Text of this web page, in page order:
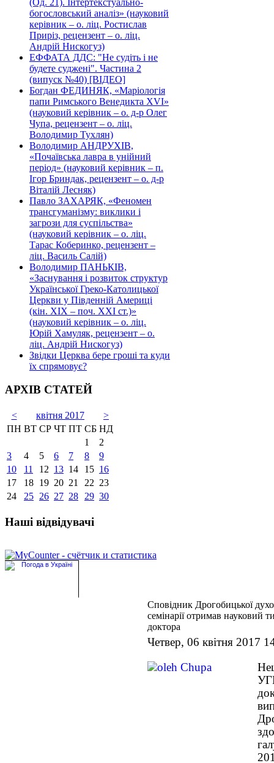
богословський аналіз» (науковий
керівник – о. ліц. Ростислав
Приріз, рецензент – о. ліц.
Андрій Нискогуз)
ЕФФАТА ДДС: "Не судіть і не
будете суджені". Частина 2
(випуск №40) [ВІДЕО]
Богдан ФЕДИНЯК, «Маріологія
папи Римського Венедикта XVI»
(науковий керівник – о. д-р Олег
Чупа, рецензент – о. ліц.
Володимир Тухлян)
Володимир АНДРУХІВ,
«Почаївська лавра в унійний
період» (науковий керівник – п.
Ігор Бриндак, рецензент – о. д-р
Віталій Лесняк)
Павло ЗАХАРЯК, «Феномен
трансгуманізму: виклики і
загрози для суспільства»
(науковий керівник – о. ліц.
Тарас Коберинко, рецензент –
ліц. Василь Салій)
Володимир ПАНЬКІВ,
«Заснування і розвиток структур
Української Греко-Католицької
Церкви у Південній Америці
(кін. ХІХ – поч. ХХІ ст.)»
(науковий керівник – о. ліц.
Юрій Хамуляк, рецензент – о.
ліц. Андрій Нискогуз)
Звідки Церква бере гроші та куди
їх спрямовує?
АРХІВ СТАТЕЙ
< квітня 2017
>
ПН ВТ СР ЧТ ПТ СБ НД
1
2
3
4 5 6 7 8
9
10
11 12 13 14 15 16
17
18 19 20 21 22 23
24
25 26 27 28 29 30
Наші відвідувачі
Сповідник Дрогобицької
семінарії отримав науковий
доктора
Четвер, 06 квітня 2017